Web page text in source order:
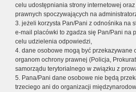
celu udostępniania strony internetowej
prawnych spoczywających na
3. jeżeli korzysta Pan/Pani z odnośnika na
e-mail placówki to zgadza się Pan/Pani na
celu udzielenia odpowiedzi,
4. dane osobowe mogą być przekazywane
organom ochrony prawnej (Policja,
samorządu terytorialnego w związku z
5. Pana/Pani dane osobowe nie będą
trzeciego ani do organizacji